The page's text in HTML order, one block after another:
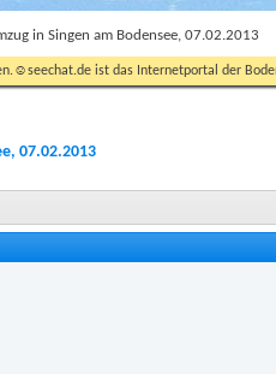
in Singen am Bodensee, 07.02.2013
ist das Internetportal der
07.02.2013